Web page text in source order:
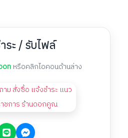
ระ / รับไฟล์
หรือคลิกไอคอนด้านล่าง